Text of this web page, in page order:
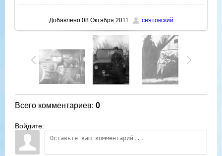
Добавлено08 Октября 2011 снятовский
Всего комментариев: 0
Войдите: